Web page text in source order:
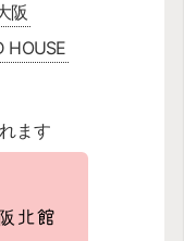
阪
HOUSE
ます
北館